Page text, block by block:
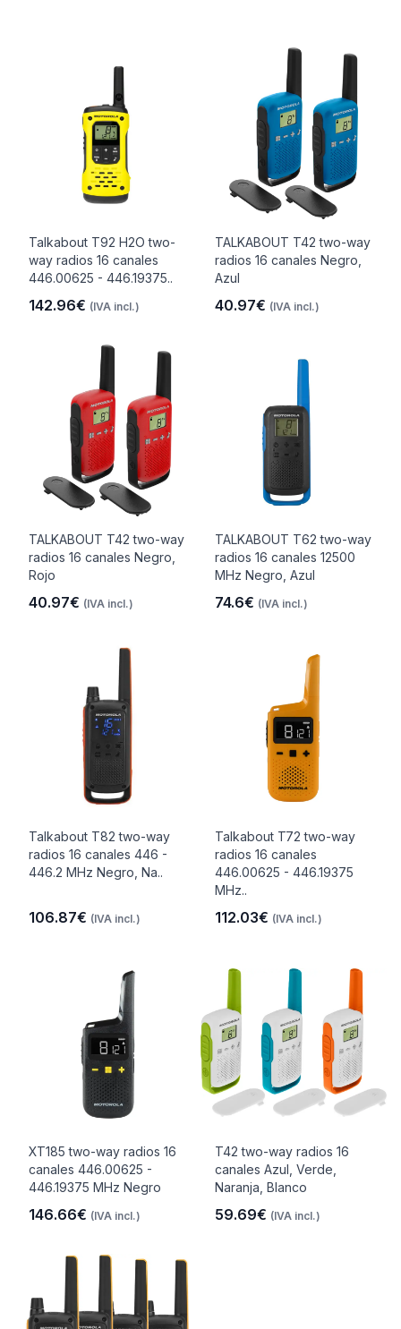
Talkabout T92 H2O two-
way radios 16 canales
446.00625 - 446.19375..
142.96€ (IVA incl.)
TALKABOUT T42 two-way
radios 16 canales Negro,
Azul
40.97€ (IVA incl.)
TALKABOUT T42 two-way
radios 16 canales Negro,
Rojo
40.97€ (IVA incl.)
TALKABOUT T62 two-way
radios 16 canales 12500
MHz Negro, Azul
74.6€ (IVA incl.)
Talkabout T82 two-way
radios 16 canales 446 -
446.2 MHz Negro, Na..
106.87€ (IVA incl.)
Talkabout T72 two-way
radios 16 canales
446.00625 - 446.19375
MHz..
112.03€ (IVA incl.)
XT185 two-way radios 16
canales 446.00625 -
446.19375 MHz Negro
146.66€ (IVA incl.)
T42 two-way radios 16
canales Azul, Verde,
Naranja, Blanco
59.69€ (IVA incl.)